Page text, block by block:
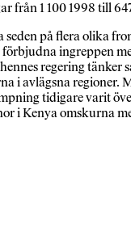
från 1 100 1998 till
på flera olika
ingreppen
regering tänker
i avlägsna regioner.
tidigare varit
i Kenya omskurna